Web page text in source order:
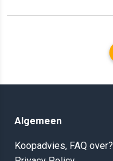
Algemeen
Koopadvies, FAQ over?